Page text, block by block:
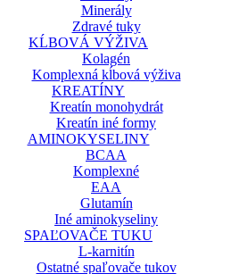
Minerály
Zdravé tuky
KĹBOVÁ VÝŽIVA
Kolagén
Komplexná kĺbová výživa
KREATÍNY
Kreatín monohydrát
Kreatín iné formy
AMINOKYSELINY
BCAA
Komplexné
EAA
Glutamín
Iné aminokyseliny
SPAĽOVAČE TUKU
L-karnitín
Ostatné spaľovače tukov